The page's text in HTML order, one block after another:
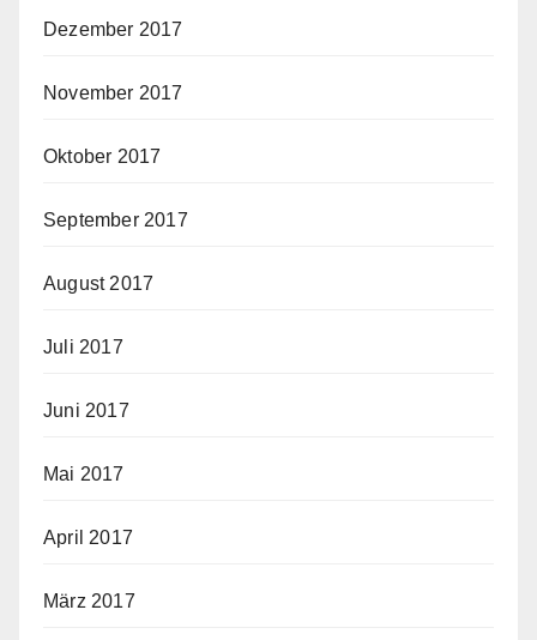
Dezember 2017
November 2017
Oktober 2017
September 2017
August 2017
Juli 2017
Juni 2017
Mai 2017
April 2017
März 2017